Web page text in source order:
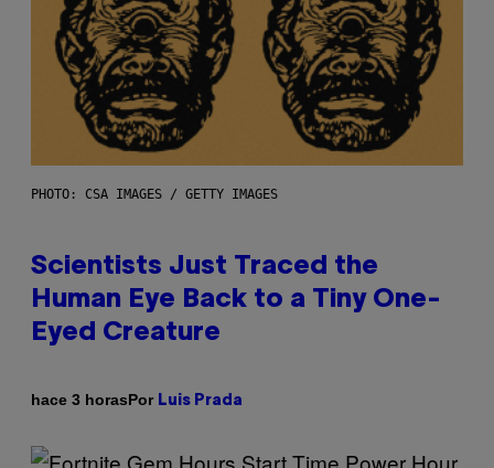
PHOTO: CSA IMAGES / GETTY IMAGES
Scientists Just Traced the
Human Eye Back to a Tiny One-
Eyed Creature
hace 3 horasPor Luis Prada